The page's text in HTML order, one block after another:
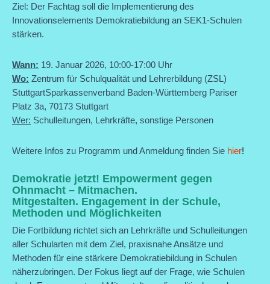
Ziel: Der Fachtag soll die Implementierung des
Innovationselements Demokratiebildung an SEK1-Schulen
stärken.
Wann: 19. Januar 2026, 10:00-17:00 Uhr
Wo: Zentrum für Schulqualität und Lehrerbildung (ZSL)
StuttgartSparkassenverband Baden-Württemberg Pariser
Platz 3a, 70173 Stuttgart
Wer: Schulleitungen, Lehrkräfte, sonstige Personen
Weitere Infos zu Programm und Anmeldung finden Sie hier!
Demokratie jetzt! Empowerment gegen
Ohnmacht – Mitmachen.
Mitgestalten. Engagement in der Schule,
Methoden und Möglichkeiten
Die Fortbildung richtet sich an Lehrkräfte und Schulleitungen
aller Schularten mit dem Ziel, praxisnahe Ansätze und
Methoden für eine stärkere Demokratiebildung in Schulen
näherzubringen. Der Fokus liegt auf der Frage, wie Schulen